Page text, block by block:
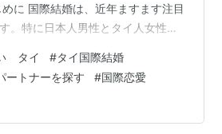
に 国際結婚は、近年ますます注目
。特に日本人男性とタイ人女性と
家族を築こうとする姿勢が見られ
婚のお見合いについて、特にタイ
心に、さまざまな角度から掘り下
す。 国際結婚の魅力 国際結婚に
タイ #タイ国際結婚
ートナーを探す #国際恋愛